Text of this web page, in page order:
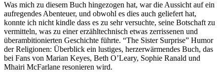
Was mich zu diesem Buch hingezogen hat, war die Aussicht auf ein
aufregendes Abenteuer, und obwohl es dies auch geliefert hat,
konnte ich nicht kindle dass es zu sehr versuchte, seine Botschaft zu
vermitteln, was zu einer erzähltechnisch etwas zerrissenen und
überambitionierten Geschichte führte. “The Sister Surprise” Humor
der Religionen: Überblick ein lustiges, herzerwärmendes Buch, das
bei Fans von Marian Keyes, Beth O’Leary, Sophie Ranald und
Mhairi McFarlane resonieren wird.